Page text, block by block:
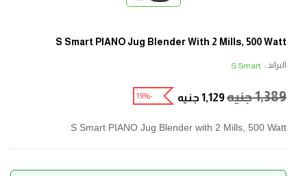
S Smart PIANO Jug Blender With 2 Mills, 500 Watt
البراند : S Smart
1,389جنيه1,129 جنيه -19%
S Smart PIANO Jug Blender with 2 Mills, 500 Watt